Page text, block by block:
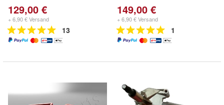
129,00 €
+ 6,90 € Versand
13
149,00 €
+ 6,90 € Versand
1